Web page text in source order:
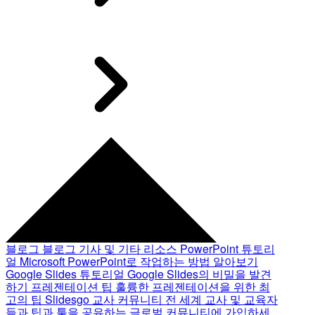
블로그 블로그 기사 및 기타 리소스 PowerPoint 튜토리
얼 Microsoft PowerPoint로 작업하는 방법 알아보기
Google Slides 튜토리얼 Google Slides의 비밀을 발견
하기 프레젠테이션 팁 훌륭한 프레젠테이션을 위한 최
고의 팁 Slidesgo 교사 커뮤니티 전 세계 교사 및 교육자